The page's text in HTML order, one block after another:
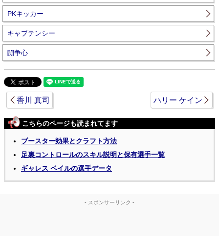
PKキッカー
キャプテンシー
闘争心
香川 真司 ハリー ケイン
こちらのページも読まれてます
ブースター効果とクラフト方法
足裏コントロールのスキル説明と保有選手一覧
ギャレス ベイルの選手データ
- スポンサーリンク -